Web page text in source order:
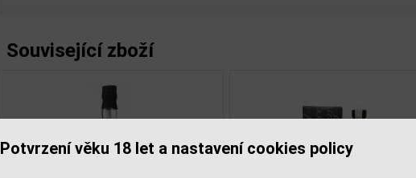
Potvrzení věku 18 let a nastavení cookies policy
Související zboží